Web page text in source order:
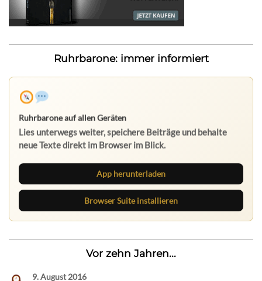
Ruhrbarone: immer informiert
Ruhrbarone auf allen Geräten
Lies unterwegs weiter, speichere Beiträge und behalte
neue Texte direkt im Browser im Blick.
App herunterladen
Browser Suite installieren
Vor zehn Jahren...
9. August 2016